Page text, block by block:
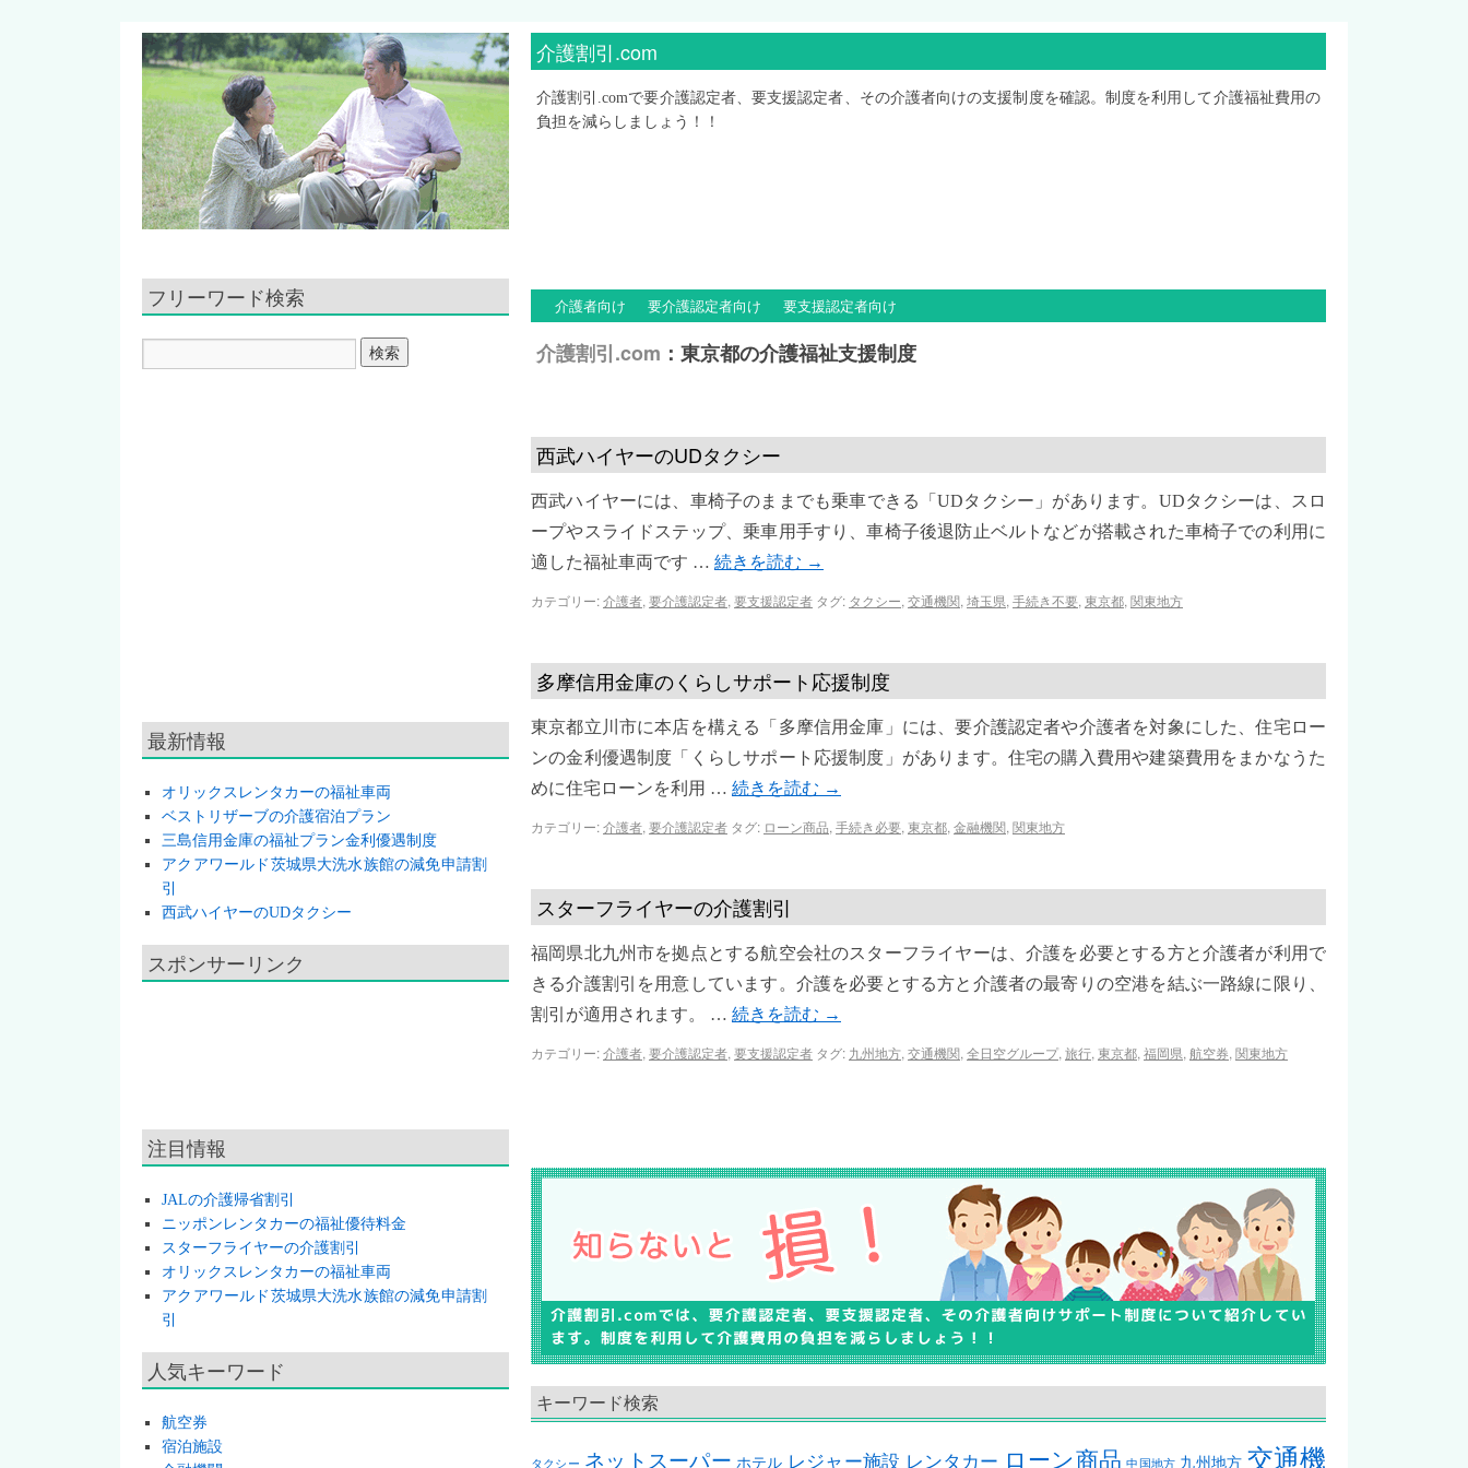
介護割引.com
介護割引.comで要介護認定者、要支援認定者、その介護者向けの支援制度を確認。制度を利用して介護福祉費用の
負担を減らしましょう！！
介護者向け 要介護認定者向け 要支援認定者向け
介護割引.com ：東京都の介護福祉支援制度
西武ハイヤーのUDタクシー
西武ハイヤーには、車椅子のままでも乗車できる「UDタクシー」があります。UDタクシーは、スロ
ープやスライドステップ、乗車用手すり、車椅子後退防止ベルトなどが搭載された車椅子での利用に
適した福祉車両です … 続きを読む →
カテゴリー:介護者, 要介護認定者, 要支援認定者 タグ: タクシー, 交通機関, 埼玉県, 手続き不要, 東京都, 関東地方
多摩信用金庫のくらしサポート応援制度
東京都立川市に本店を構える「多摩信用金庫」には、要介護認定者や介護者を対象にした、住宅ロー
ンの金利優遇制度「くらしサポート応援制度」があります。住宅の購入費用や建築費用をまかなうた
めに住宅ローンを利用 … 続きを読む →
カテゴリー:介護者, 要介護認定者 タグ: ローン商品, 手続き必要, 東京都, 金融機関, 関東地方
スターフライヤーの介護割引
福岡県北九州市を拠点とする航空会社のスターフライヤーは、介護を必要とする方と介護者が利用で
きる介護割引を用意しています。介護を必要とする方と介護者の最寄りの空港を結ぶ一路線に限り、
割引が適用されます。 … 続きを読む →
カテゴリー:介護者, 要介護認定者, 要支援認定者 タグ: 九州地方, 交通機関, 全日空グループ, 旅行, 東京都, 福岡県, 航空券, 関東地方
キーワード検索
タクシー ネットスーパー ホテル レジャー施設 レンタカー ローン商品 中国地方 九州地方 交通機
フリーワード検索
最新情報
オリックスレンタカーの福祉車両
ベストリザーブの介護宿泊プラン
三島信用金庫の福祉プラン金利優遇制度
アクアワールド茨城県大洗水族館の減免申請割
引
西武ハイヤーのUDタクシー
スポンサーリンク
注目情報
JALの介護帰省割引
ニッポンレンタカーの福祉優待料金
スターフライヤーの介護割引
オリックスレンタカーの福祉車両
アクアワールド茨城県大洗水族館の減免申請割
引
人気キーワード
航空券
宿泊施設